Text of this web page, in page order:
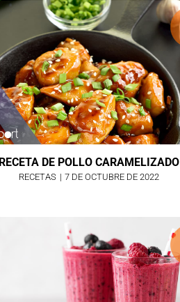
RECETA DE POLLO CARAMELIZADO
RECETAS | 7 DE OCTUBRE DE 2022